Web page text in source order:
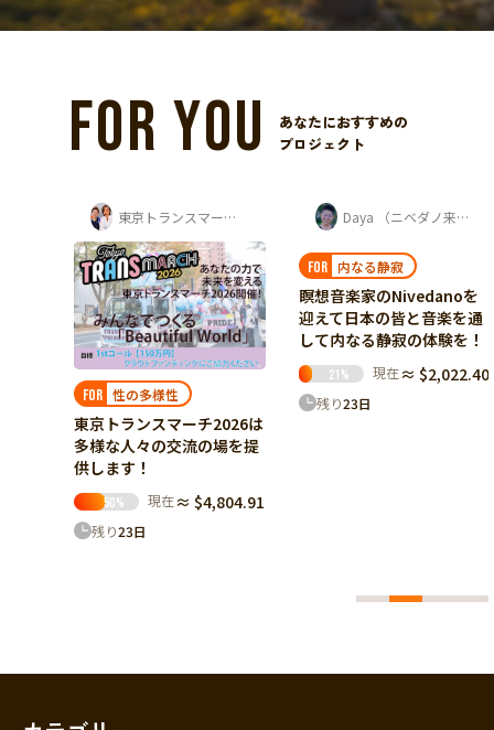
FOR YOU
あなたにおすすめの
プロジェクト
FOR 内なる静寂
瞑想音楽家のNivedanoを
迎えて日本の皆と音楽を通
して内なる静寂の体験を！
現在≈ $2,022.40
残り23日
沖縄と私たち
FOR 日本の未来
沖縄にある問題をジブ
トに。若者が学び、考
伝えるスタディツアーへ
20 % 現在≈
残り7